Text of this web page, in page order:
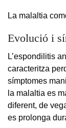
La malaltia
Evolució i
L’espondilitis
caracteritza
símptomes
la malaltia es
diferent, de
es prolonga